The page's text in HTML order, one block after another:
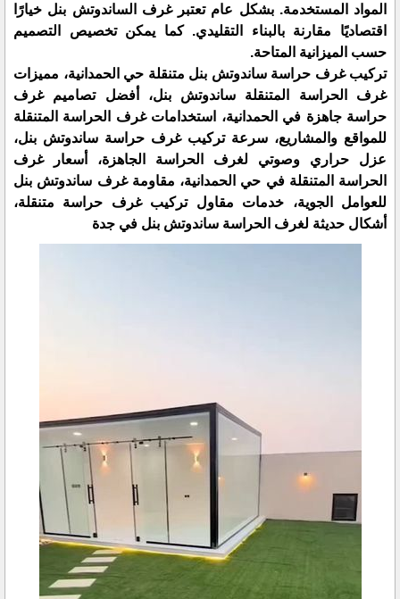
المواد المستخدمة. بشكل عام تعتبر غرف الساندوتش بنل خيارًا
اقتصاديًا مقارنة بالبناء التقليدي. كما يمكن تخصيص التصميم
حسب الميزانية المتاحة.
تركيب غرف حراسة ساندوتش بنل متنقلة حي الحمدانية، مميزات
غرف الحراسة المتنقلة ساندوتش بنل، أفضل تصاميم غرف
حراسة جاهزة في الحمدانية، استخدامات غرف الحراسة المتنقلة
للمواقع والمشاريع، سرعة تركيب غرف حراسة ساندوتش بنل،
عزل حراري وصوتي لغرف الحراسة الجاهزة، أسعار غرف
الحراسة المتنقلة في حي الحمدانية، مقاومة غرف ساندوتش بنل
للعوامل الجوية، خدمات مقاول تركيب غرف حراسة متنقلة،
أشكال حديثة لغرف الحراسة ساندوتش بنل في جدة